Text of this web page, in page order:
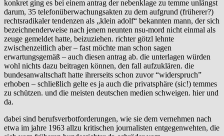
konkret ging es bei einem antrag der nebenklage zu temme unlängst
darum, 35 telefonüberwachungsakten zu dem aufgrund (früherer?)
rechtsradikaler tendenzen als „klein adolf“ bekannten mann, der sich
bezeichnenderweise nach jenem neunten nsu-mord nicht einmal als
zeuge gemeldet hatte, beizuziehen. richter götzl lehnte
zwischenzeitlich aber – fast möchte man schon sagen
erwartungsgemäß – auch diesen antrag ab. die unterlagen würden
wohl nichts dazu beitragen können, den fall aufzuklären. die
bundesanwaltschaft hatte ihrerseits schon zuvor “widerspruch”
erhoben – schließlich gelte es ja auch die privatsphäre (sic!) temmes
zu schützen. und die meisten deutschen medien schweigen. hier und
da.
dabei sind berufsverbotforderungen, wie sie dem vernehmen nach
etwa im jahre 1963 allzu kritischen journalisten entgegenwehten, die